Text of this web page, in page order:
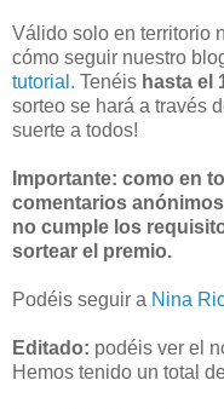
Válido solo en territorio
cómo seguir nuestro
tutorial. Tenéis hasta el
sorteo se hará a través
suerte a todos!
Importante: como en
comentarios
no cumple los
sortear el premio.
Podéis seguir a Nina
Editado: podéis ver el
Hemos tenido un total